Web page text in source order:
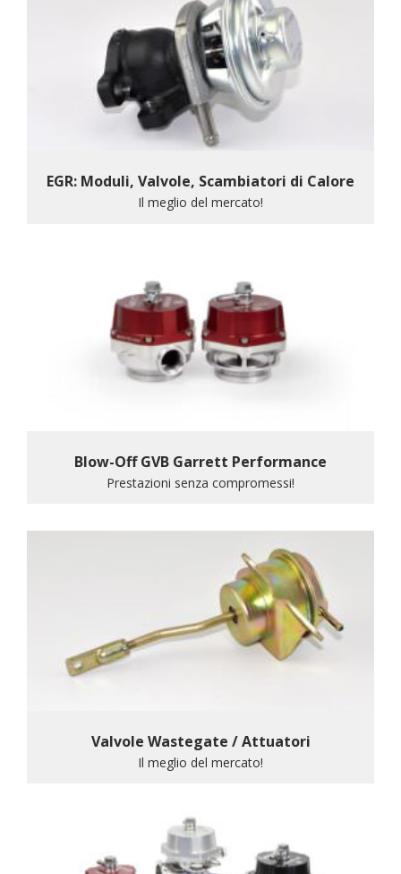
EGR: Moduli, Valvole, Scambiatori di Calore
Il meglio del mercato!
Blow-Off GVB Garrett Performance
Prestazioni senza compromessi!
Valvole Wastegate / Attuatori
Il meglio del mercato!